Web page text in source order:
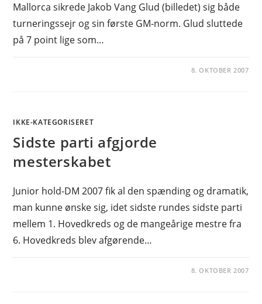
Mallorca sikrede Jakob Vang Glud (billedet) sig både
turneringssejr og sin første GM-norm. Glud sluttede
på 7 point lige som…
8. OKTOBER 2007
IKKE-KATEGORISERET
Sidste parti afgjorde
mesterskabet
Junior hold-DM 2007 fik al den spænding og dramatik,
man kunne ønske sig, idet sidste rundes sidste parti
mellem 1. Hovedkreds og de mangeårige mestre fra
6. Hovedkreds blev afgørende…
8. OKTOBER 2007